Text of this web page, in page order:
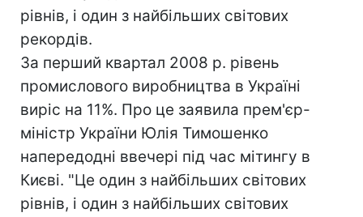
рівнів, і один з найбільших світових
рекордів.
За перший квартал 2008 р. рівень
промислового виробництва в Україні
виріс на 11%. Про це заявила прем'єр-
міністр України Юлія Тимошенко
напередодні ввечері під час мітингу в
Києві. "Це один з найбільших світових
рівнів, і один з найбільших світових